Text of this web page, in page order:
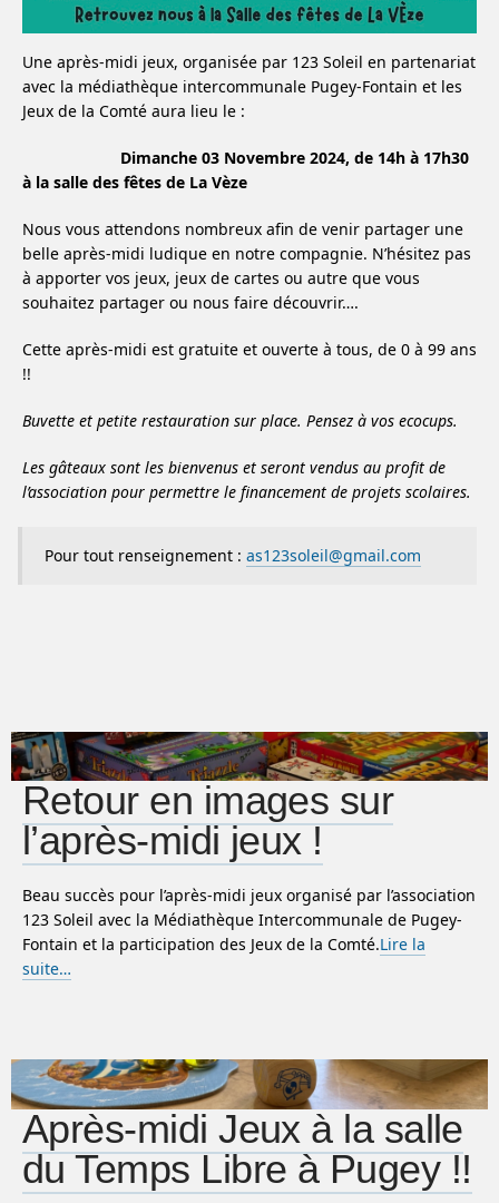
Une après-midi jeux, organisée par 123 Soleil en partenariat
avec la médiathèque intercommunale Pugey-Fontain et les
Jeux de la Comté aura lieu le :
Dimanche 03 Novembre 2024, de 14h à 17h30
à la salle des fêtes de La Vèze
Nous vous attendons nombreux afin de venir partager une
belle après-midi ludique en notre compagnie. N’hésitez pas
à apporter vos jeux, jeux de cartes ou autre que vous
souhaitez partager ou nous faire découvrir….
Cette après-midi est gratuite et ouverte à tous, de 0 à 99 ans
!!
Buvette et petite restauration sur place. Pensez à vos ecocups.
Les gâteaux sont les bienvenus et seront vendus au profit de
l’association pour permettre le financement de projets scolaires.
Pour tout renseignement : as123soleil@gmail.com
Retour en images sur
l’après-midi jeux !
Beau succès pour l’après-midi jeux organisé par l’association
123 Soleil avec la Médiathèque Intercommunale de Pugey-
Fontain et la participation des Jeux de la Comté.Lire la
suite…
Après-midi Jeux à la salle
du Temps Libre à Pugey !!